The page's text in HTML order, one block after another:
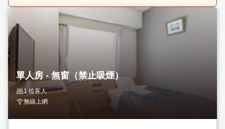
單人房 - 無窗（禁止吸煙）
1 位客人
無線上網